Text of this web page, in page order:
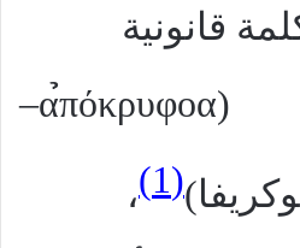
قانونية
(
α̉πόκρυφοα
–
(1)
،